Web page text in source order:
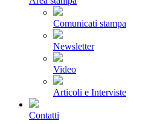
Comunicati stampa
Newsletter
Video
Articoli e Interviste
Contatti